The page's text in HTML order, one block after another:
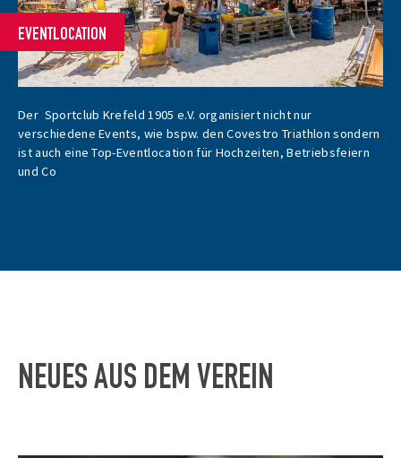
EVENTLOCATION
Der Sportclub Krefeld 1905 e.V. organisiert nicht nur
verschiedene Events, wie bspw. den Covestro Triathlon sondern
ist auch eine Top-Eventlocation für Hochzeiten, Betriebsfeiern
und Co
NEUES AUS DEM VEREIN